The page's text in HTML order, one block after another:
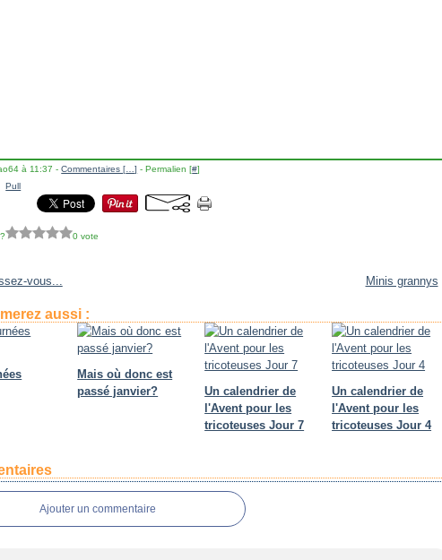
à 11:37 -Commentaires [ …] - Permalien [#]
,Pull
0 vote
vous... Minis grannys
aussi :
Mais où donc est
passé janvier?
Un calendrier de
l'Avent pour les
tricoteuses Jour 7
Un calendrier de
l'Avent pour les
tricoteuses Jour 4
Ajouter un commentaire